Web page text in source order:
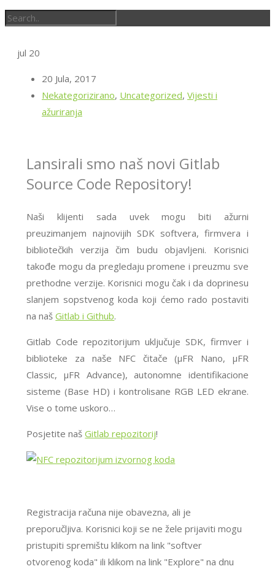
jul 20
20 Jula, 2017
Nekategorizirano, Uncategorized, Vijesti i
ažuriranja
Lansirali smo naš novi Gitlab
Source Code Repository!
Naši klijenti sada uvek mogu biti ažurni
preuzimanjem najnovijih SDK softvera, firmvera i
bibliotečkih verzija čim budu objavljeni. Korisnici
takođe mogu da pregledaju promene i preuzmu sve
prethodne verzije. Korisnici mogu čak i da doprinesu
slanjem sopstvenog koda koji ćemo rado postaviti
na našGitlab i Github.
Gitlab Code repozitorijum uključuje SDK, firmver i
biblioteke za naše NFC čitače (μFR Nano, μFR
Classic, μFR Advance), autonomne identifikacione
sisteme (Base HD) i kontrolisane RGB LED ekrane.
Vise o tome uskoro…
Posjetite našGitlab repozitorij!
Registracija računa nije obavezna, ali je
preporučljiva. Korisnici koji se ne žele prijaviti mogu
pristupiti spremištu klikom na link "softver
otvorenog koda" ili klikom na link "Explore" na dnu